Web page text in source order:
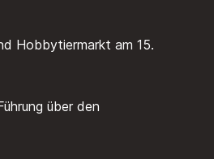
Hobbytiermarkt am 15.
über den